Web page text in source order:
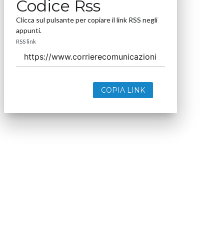
Codice Rss
Clicca sul pulsante per copiare il link RSS negli
appunti.
RSS link
COPIA LINK